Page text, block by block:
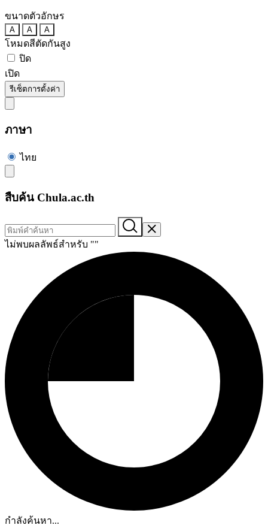
ขนาดตัวอักษร
A A A
โหมดสีตัดกันสูง
ปิด
เปิด
รีเซ็ตการตั้งค่า
ภาษา
ไทย
สืบค้น Chula.ac.th
ไม่พบผลลัพธ์สำหรับ ""
กำลังค้นหา...